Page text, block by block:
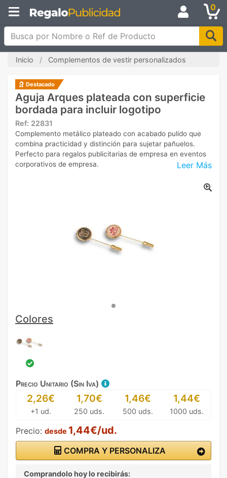
0
Busca por Nombre o Ref de Producto
Inicio Complementos de vestir personalizados
Destacado
Aguja Arques plateada con superficie
bordada para incluir logotipo
Ref: 22831
Leer Más
Complemento metálico plateado con acabado pulido que
combina practicidad y distinción para sujetar pañuelos.
Perfecto para regalos publicitarias de empresa en eventos
corporativos de empresa.
Colores
Precio Unitario (Sin Iva)
2,26€
+1 ud.
1,70€
250 uds.
1,46€
500 uds.
1,44€
1000 uds.
Precio: desde 1,44€/ud.
COMPRA Y PERSONALIZA
Comprandolo hoy lo recibirás: